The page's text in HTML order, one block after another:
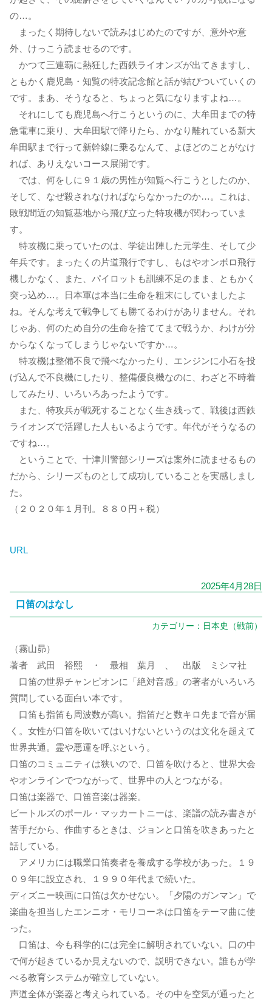
の…。
まったく期待しないで読みはじめたのですが、意外や意
外、けっこう読ませるのです。
かつて三連覇に熱狂した西鉄ライオンズが出てきますし、
ともかく鹿児島・知覧の特攻記念館と話が結びついていくの
です。まあ、そうなると、ちょっと気になりますよね…。
それにしても鹿児島へ行こうというのに、大牟田までの特
急電車に乗り、大牟田駅で降りたら、かなり離れている新大
牟田駅まで行って新幹線に乗るなんて、よほどのことがなけ
れば、ありえないコース展開です。
では、何をしに９１歳の男性が知覧へ行こうとしたのか、
そして、なぜ殺されなければならなかったのか…。これは、
敗戦間近の知覧基地から飛び立った特攻機が関わっていま
す。
特攻機に乗っていたのは、学徒出陣した元学生、そして少
年兵です。まったくの片道飛行ですし、もはやオンボロ飛行
機しかなく、また、パイロットも訓練不足のまま、ともかく
突っ込め…。日本軍は本当に生命を粗末にしていましたよ
ね。そんな考えで戦争しても勝てるわけがありません。それ
じゃあ、何のため自分の生命を捨ててまで戦うか、わけが分
からなくなってしまうじゃないですか…。
特攻機は整備不良で飛べなかったり、エンジンに小石を投
げ込んで不良機にしたり、整備優良機なのに、わざと不時着
してみたり、いろいろあったようです。
また、特攻兵が戦死することなく生き残って、戦後は西鉄
ライオンズで活躍した人もいるようです。年代がそうなるの
ですね…。
ということで、十津川警部シリーズは案外に読ませるもの
だから、シリーズものとして成功していることを実感しまし
た。
（２０２０年１月刊。８８０円＋税）
URL
2025年4月28日
口笛のはなし
カテゴリー： 日本史（戦前）
（霧山昴）
著者 武田 裕熙 ・ 最相 葉月 、 出版 ミシマ社
口笛の世界チャンピオンに「絶対音感」の著者がいろいろ
質問している面白い本です。
口笛も指笛も周波数が高い。指笛だと数キロ先まで音が届
く。女性が口笛を吹いてはいけないというのは文化を超えて
世界共通。霊や悪運を呼ぶという。
口笛のコミュニティは狭いので、口笛を吹けると、世界大会
やオンラインでつながって、世界中の人とつながる。
口笛は楽器で、口笛音楽は器楽。
ビートルズのポール・マッカートニーは、楽譜の読み書きが
苦手だから、作曲するときは、ジョンと口笛を吹きあったと
話している。
アメリカには職業口笛奏者を養成する学校があった。１９
０９年に設立され、１９９０年代まで続いた。
ディズニー映画に口笛は欠かせない。「夕陽のガンマン」で
楽曲を担当したエンニオ・モリコーネは口笛をテーマ曲に使
った。
口笛は、今も科学的には完全に解明されていない。口の中
で何が起きているか見えないので、説明できない。誰もが学
べる教育システムが確立していない。
声道全体が楽器と考えられている。その中を空気が通ったと